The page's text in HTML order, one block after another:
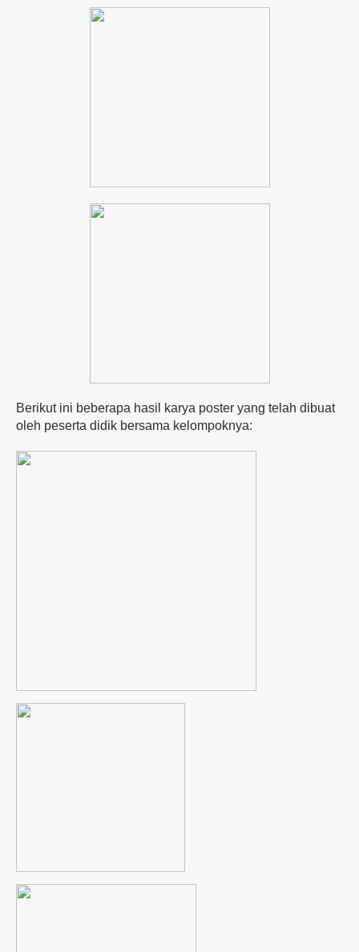
Berikut ini beberapa hasil karya poster yang telah dibuat
oleh peserta didik bersama kelompoknya: